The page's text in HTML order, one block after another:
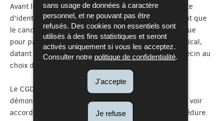
sans usage de données à caractère
personnel, et ne pouvant pas être
refusés. Des cookies non essentiels sont
utilisés à des fins statistiques et seront
activés uniquement si vous les acceptez.
Consulter notre politique de confidentialité
J'accepte
Je refuse
Avant le début de l’épreuve, la présentation de la carte
d’identité, ainsi qu’une attestation médicale indiquant que
le candidat satisfait aux conditions d’aptitude physique
pour participer à l’épreuve sportive. Le certificat médical,
datant de moins de deux mois, est établi par un médecin au
choix du candidat, est obligatoire.
Le CGDIS informera les candidats qui ont pu nous
démontrer un niveau physique jugé suffisant pour se voir
accorder l’admission à la prochaine étape de la procédure.